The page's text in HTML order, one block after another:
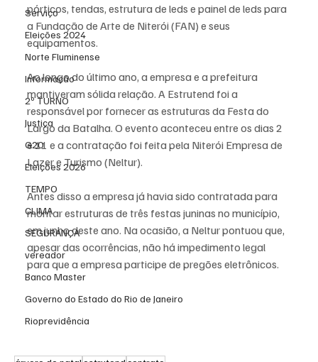
Serviço
Eleições 2024
Norte Fluminense
Informação
2º TURNO
Justiça
G20
Eleições 2026
TEMPO
CLIMA
SEGURANÇA
vereador
Banco Master
Governo do Estado do Rio de Janeiro
Rioprevidência
pórticos, tendas, estrutura de leds e painel de leds para
a Fundação de Arte de Niterói (FAN) e seus
equipamentos.
Ao longo do último ano, a empresa e a prefeitura
mantiveram sólida relação. A Estrutend foi a
responsável por fornecer as estruturas da Festa do
Largo da Batalha. O evento aconteceu entre os dias 2
e 11 e a contratação foi feita pela Niterói Empresa de
Lazer e Turismo (Neltur).
Antes disso a empresa já havia sido contratada para
montar estruturas de três festas juninas no município,
em junho deste ano. Na ocasião, a Neltur pontuou que,
apesar das ocorrências, não há impedimento legal
para que a empresa participe de pregões eletrônicos.